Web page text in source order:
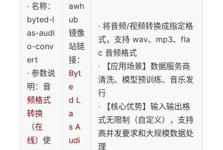
· 名称：
byted-l
as-audi
o-conv
ert
· 参数说
明： 音
频格式
转换
（在
线） 使
awh
ub
镜像
站链
接：
Byt
e
d L
a
s A
udi
· 将音频/视频转换成指定格
式，支持 wav、mp3、fla
c 音频格式
· 【应用场景】数据服务商
清洗、模型预训练、音乐发
行
· 【核心优势】输入输出格
式无限制（自定义），支持
高并发要求和大规模数据处
理